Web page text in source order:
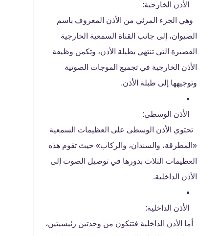
الأذن الخارجية:
وهي الجزء المرئي من الأذن المعروف باسم
الصيوان، إلى جانب القناة السمعية الخارجية
القصيرة التي تنتهي بطبلة الأذن، وتكمن وظيفة
الأذن الخارجية في تجميع الموجات الصوتية
وتوجيهها إلى طبلة الأذن.
الأذن الوسطى:
تحتوي الأذن الوسطى على العظيمات السمعية
«المطرقة، والسندان، والركاب» حيث تقوم هذه
العظيمات الثلاث بدورها في توصيل الصوت إلى
الأذن الداخلية.
الأذن الداخلية:
أما الأذن الداخلية فتتكون من وحدتين رئيسيتين،